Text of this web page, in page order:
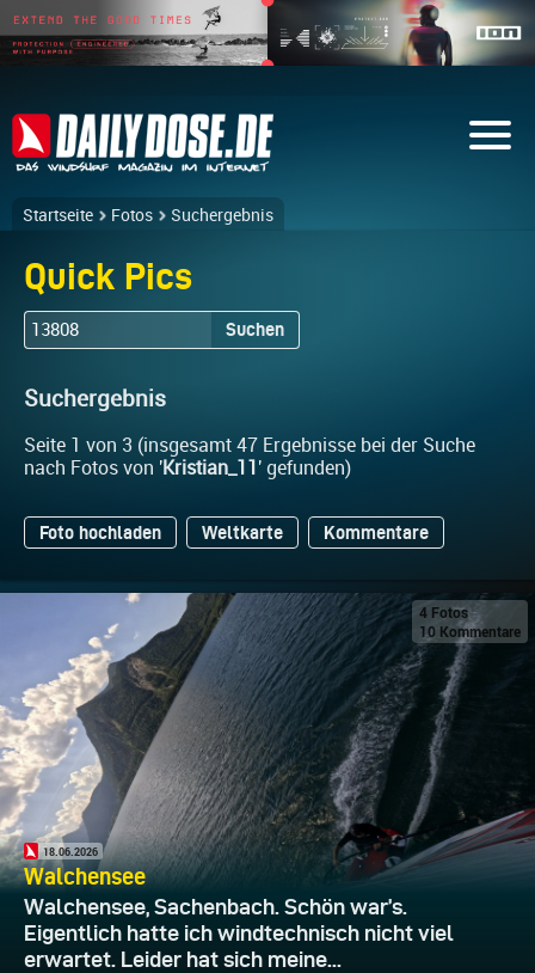
Startseite Fotos Suchergebnis
Quick Pics
Suchen
Suchergebnis
Seite 1 von 3 (insgesamt 47 Ergebnisse bei der Suche
nach Fotos von 'Kristian_11 ' gefunden)
Foto hochladen Weltkarte Kommentare
4 Fotos
10 Kommentare
18.06.2026
Walchensee
Walchensee, Sachenbach. Schön war’s.
Eigentlich hatte ich windtechnisch nicht viel
erwartet. Leider hat sich meine...